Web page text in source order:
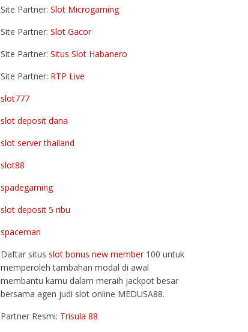
Site Partner: Slot Microgaming
Site Partner: Slot Gacor
Site Partner: Situs Slot Habanero
Site Partner: RTP Live
slot777
slot deposit dana
slot server thailand
slot88
spadegaming
slot deposit 5 ribu
spaceman
Daftar situs slot bonus new member100 untuk
memperoleh tambahan modal di awal
membantu kamu dalam meraih jackpot besar
bersama agen judi slot online MEDUSA88.
Partner Resmi: Trisula 88